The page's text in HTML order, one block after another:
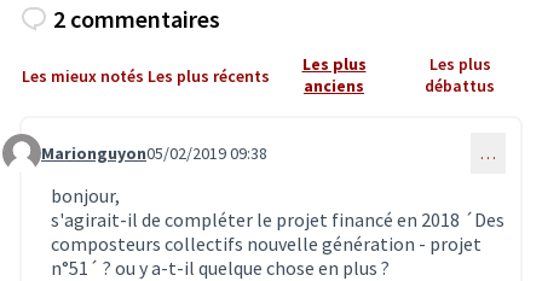
2 commentaires
Les mieux notés Les plus récents
Les plus
anciens
Les plus
débattus
Commentaire 1226
Marionguyon05/02/2019 09:38 …
bonjour,
s'agirait-il de compléter le projet financé en 2018 ´Des
composteurs collectifs nouvelle génération - projet
n°51´ ? ou y a-t-il quelque chose en plus ?